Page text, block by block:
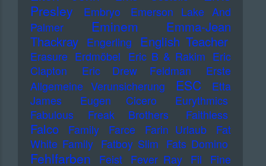
Presley
Embryo
Emerson Lake And
Palmer
Eminem
Emma-Jean
Thackray
Engerling English Teacher
Erasure Erdmöbel Eric B & Rakim Eric
Clapton
Eric Drew Feldman
Erste
Allgemeine Verunsicherung
ESC
Etta
James
Eugen Cicero
Eurythmics
Fabulous Freak Brothers
Faithless
Falco Family Farce Farin Urlaub
Fat
White Family Fatboy Slim Fats Domino
Fehlfarben Feist Fever Ray Fil
Fine